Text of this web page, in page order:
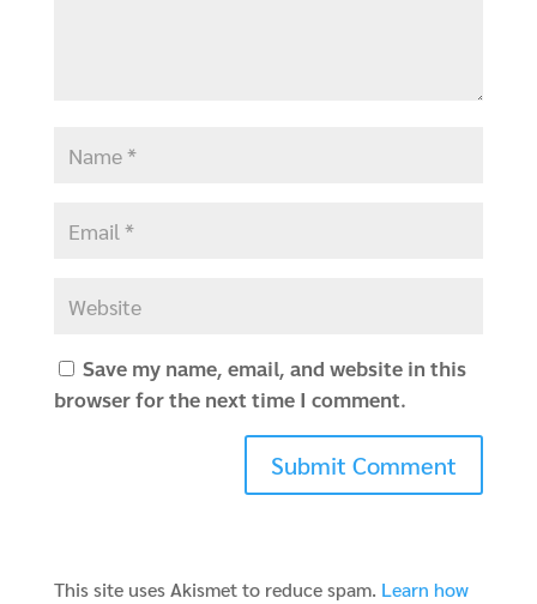
Save my name, email, and website in this
browser for the next time I comment.
This site uses Akismet to reduce spam. Learn how